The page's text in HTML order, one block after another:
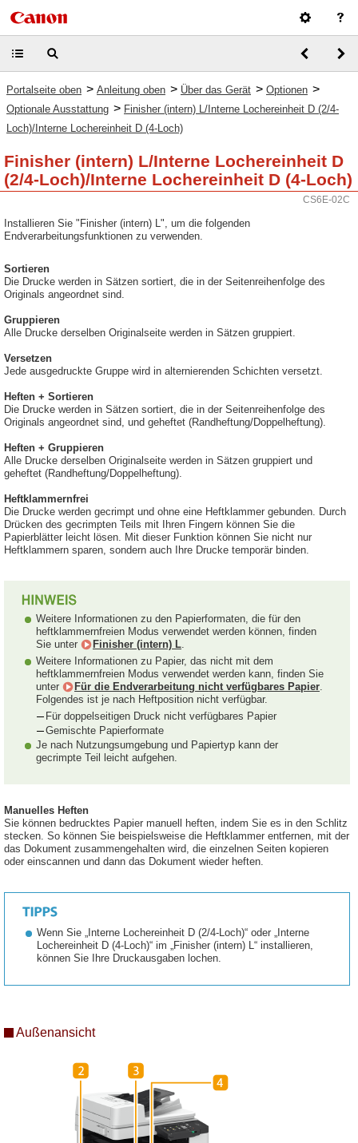
Portalseite oben > Anleitung oben > Über das Gerät > Optionen >
Optionale Ausstattung > Finisher (intern) L/Interne Lochereinheit D (2/4-
Loch)/Interne Lochereinheit D (4-Loch)
Finisher (intern) L/Interne Lochereinheit D
(2/4-Loch)/Interne Lochereinheit D (4-Loch)
CS6E-02C
Installieren Sie "Finisher (intern) L", um die folgenden
Endverarbeitungsfunktionen zu verwenden.
Sortieren
Die Drucke werden in Sätzen sortiert, die in der Seitenreihenfolge des
Originals angeordnet sind.
Gruppieren
Alle Drucke derselben Originalseite werden in Sätzen gruppiert.
Versetzen
Jede ausgedruckte Gruppe wird in alternierenden Schichten versetzt.
Heften + Sortieren
Die Drucke werden in Sätzen sortiert, die in der Seitenreihenfolge des
Originals angeordnet sind, und geheftet (Randheftung/Doppelheftung).
Heften + Gruppieren
Alle Drucke derselben Originalseite werden in Sätzen gruppiert und
geheftet (Randheftung/Doppelheftung).
Heftklammernfrei
Die Drucke werden gecrimpt und ohne eine Heftklammer gebunden. Durch
Drücken des gecrimpten Teils mit Ihren Fingern können Sie die
Papierblätter leicht lösen. Mit dieser Funktion können Sie nicht nur
Heftklammern sparen, sondern auch Ihre Drucke temporär binden.
Weitere Informationen zu den Papierformaten, die für den
heftklammernfreien Modus verwendet werden können, finden
Sie unter
Finisher (intern) L.
Weitere Informationen zu Papier, das nicht mit dem
heftklammernfreien Modus verwendet werden kann, finden Sie
unter
Für die Endverarbeitung nicht verfügbares Papier.
Folgendes ist je nach Heftposition nicht verfügbar.
Für doppelseitigen Druck nicht verfügbares Papier
Gemischte Papierformate
Je nach Nutzungsumgebung und Papiertyp kann der
gecrimpte Teil leicht aufgehen.
Manuelles Heften
Sie können bedrucktes Papier manuell heften, indem Sie es in den Schlitz
stecken. So können Sie beispielsweise die Heftklammer entfernen, mit der
das Dokument zusammengehalten wird, die einzelnen Seiten kopieren
oder einscannen und dann das Dokument wieder heften.
Wenn Sie „Interne Lochereinheit D (2/4-Loch)“ oder „Interne
Lochereinheit D (4-Loch)“ im „Finisher (intern) L“ installieren,
können Sie Ihre Druckausgaben lochen.
Außenansicht